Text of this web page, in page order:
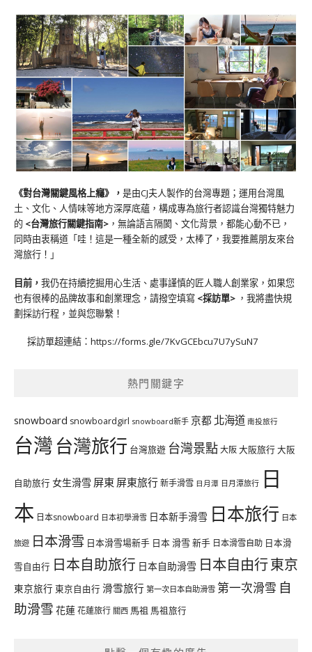
《對台灣關鍵風格上癮》 ， 是由CJ夫人製作的台灣專題；運用台灣風
土、文化、人情味等地方深厚底蘊，構成專為旅行者認識台灣獨特魅力
的 <台灣旅行關鍵指南> ，無論語言隔閡、文化背景，都能心動不已，
同時由衷稱道「哇！這是一種全新的感受，太棒了，我要推薦朋友來台
灣旅行！」
目前， 我仍在持續挖掘用心生活、處事謹慎的匠人職人創業家，如果您
也有很棒的品牌故事和創業理念，請撥空填寫 <採訪單> ，我將盡快規
劃採訪行程，並與您聯繫！
採訪單超連結： https://forms.gle/7KvGCEbcu7U7ySuN7
熱門關鍵字
snowboard snowboardgirl snowboard新手 京都 北海道 南投旅行
台灣台灣旅行 台灣旅遊 台灣景點大阪大阪旅行大阪
自助旅行 女生滑雪 屏東 屏東旅行新手滑雪 日月潭 日月潭旅行 日
本 日本snowboard 日本初學滑雪 日本新手滑雪 日本旅行 日本
旅遊 日本滑雪 日本滑雪場新手 日本 滑雪 新手 日本滑雪自助 日本滑
雪自由行 日本自助旅行 日本自助滑雪 日本自由行東京
東京旅行 東京自由行 滑雪旅行 第一次日本自助滑雪 第一次滑雪 自
助滑雪 花蓮花蓮旅行 關西 馬祖 馬祖旅行